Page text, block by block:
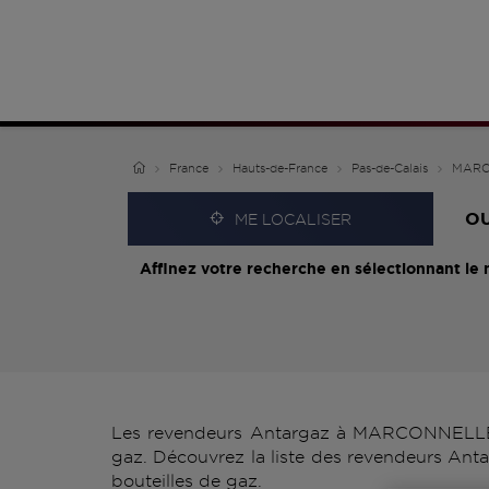
France Hauts-de-France Pas-de-Calais
ME LOCALISER
Affinez votre recherche en sélectionnant le
Les revendeurs Antargaz à
gaz. Découvrez la liste des revendeurs
bouteilles de gaz.